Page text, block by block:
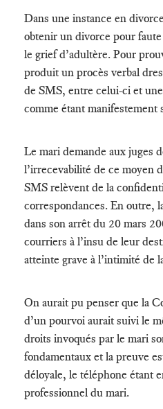
Dans une instance en
obtenir un divorce pour
le grief d’adultère. Pour
produit un procès verbal
de SMS, entre celui-ci et
comme étant manifestement
Le mari demande aux juges
l’irrecevabilité de ce moyen
SMS relèvent de la
correspondances. En outre,
dans son arrêt du 20 mars
courriers à l’insu de leur
atteinte grave à l’intimité de
On aurait pu penser que la
d’un pourvoi aurait suivi le
droits invoqués par le mari
fondamentaux et la preuve
déloyale, le téléphone étant
professionnel du mari.